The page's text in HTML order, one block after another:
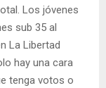
Los jóvenes
sub 35 al
La Libertad
hay una cara
tenga votos o